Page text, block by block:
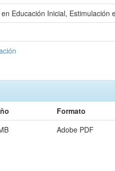
Educación Inicial, Estimulación
Formato
Adobe PDF